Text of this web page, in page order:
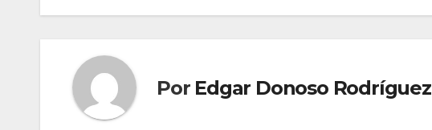
Por Edgar Donoso Rodríguez